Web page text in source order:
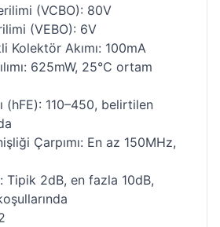
(VCBO): 80V
(VEBO): 6V
Kolektör Akımı: 100mA
625mW, 25°C ortam
(hFE): 110–450, belirtilen
Çarpımı: En az 150MHz,
Tipik 2dB, en fazla 10dB,